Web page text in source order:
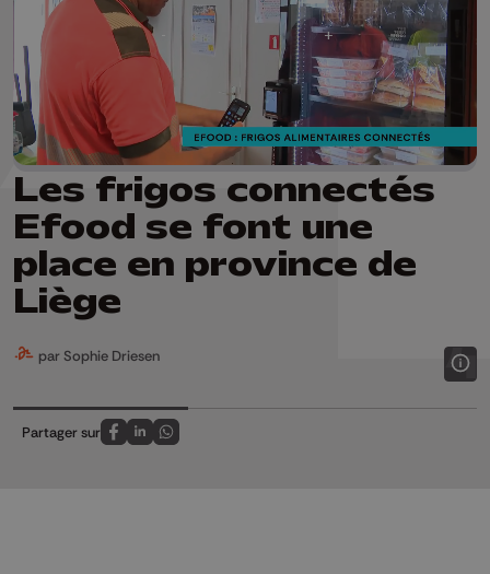
Les frigos connectés
Efood se font une
place en province de
Liège
par Sophie Driesen
Partager sur
Partagez sur FaceBook
Partagez sur LinkedIn
Partagez sur Whatsapp